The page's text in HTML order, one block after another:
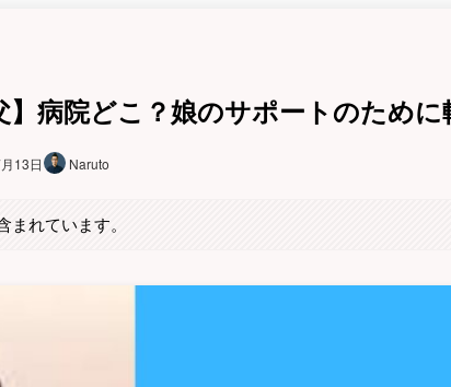
】病院どこ？娘のサポートのため
13日 Naruto
れています。